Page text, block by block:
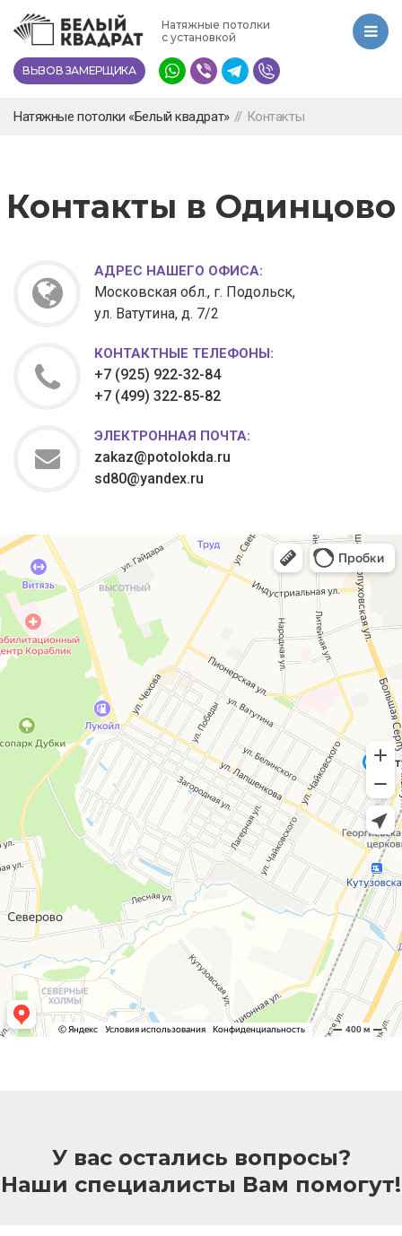
Перейти
основному
содержанию
Натяжные потолки
с установкой
ВЫЗОВ ЗАМЕРЩИКА
Натяжные потолки «Белый квадрат» // Контакты
Контакты в Одинцово
АДРЕС НАШЕГО ОФИСА:
Московская обл., г. Подольск,
ул. Ватутина, д. 7/2
КОНТАКТНЫЕ ТЕЛЕФОНЫ:
+7 (925) 922-32-84
+7 (499) 322-85-82
ЭЛЕКТРОННАЯ ПОЧТА:
zakaz@potolokda.ru
sd80@yandex.ru
У вас остались вопросы?
Наши специалисты Вам помогут!